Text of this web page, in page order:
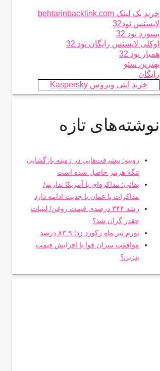
خرید بک لینک behtarinbacklink.com
لایسنس نود32
پسورد نود 32
اوکلی لایسنس رایگان نود 32
همیار نود 32
بهترین سئو
رایگان
خرید آنتی ویروس Kaspersky
نوشته‌های تازه
روبیو: پیشرفت‌هایی در زمینه بازگشایی
تنگه هرمز حاصل شده است
بقائی: مذاکره‌ای با آمریکا نداریم/
مذاکرات با عمان با جدیت ادامه دارد
رشد ۳۴۴ درصدی قیمت روغن/ لبنیات
چقدر گران شد؟
تورم تیر ماه رکورد زد؛ ۸۳.۹ درصد
موافقت سران قوا با افزایش قیمت
بنزین؟